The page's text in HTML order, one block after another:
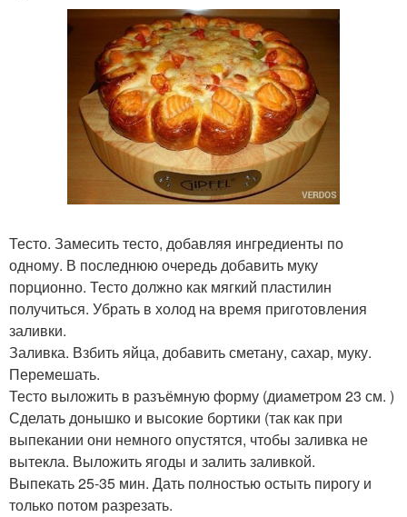
Тесто. Замесить тесто, добавляя ингредиенты по
одному. В последнюю очередь добавить муку
порционно. Тесто должно как мягкий пластилин
получиться. Убрать в холод на время приготовления
заливки.
Заливка. Взбить яйца, добавить сметану, сахар, муку.
Перемешать.
Тесто выложить в разъёмную форму (диаметром 23 см. )
Сделать донышко и высокие бортики (так как при
выпекании они немного опустятся, чтобы заливка не
вытекла. Выложить ягоды и залить заливкой.
Выпекать 25-35 мин. Дать полностью остыть пирогу и
только потом разрезать.